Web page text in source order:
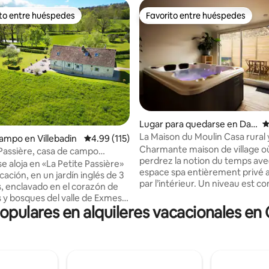
de 5, 60 reseñas
huéspedes preferido
entre huéspedes
en Villebadin Calificación promedio: 4.99 de 5, 115 reseñas
4.99 (115)
casa de campo
aloja en «La Petite Passière»
en un jardín inglés de 3
enclavado en el corazón de
y bosques del valle de Exmes,
país de Auge. Así se puede
aire puro y la tranquilidad de
Favorito entre huéspedes
Favorito entre huéspedes
Lugar para quedarse en Da
mblainville
La Maison du Moulin Casa rural
baño turco privado
Charmante maison de village
perdrez la notion du temps
espace spa entièrement privé
par l’intérieur. Un niveau est consacré à la
traditionnel avec ciel étoilé. Un
Bluetooth est intégré pour
tête. Coin salon avec tv
en alquileres vacacionales